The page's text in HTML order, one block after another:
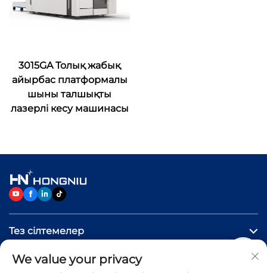
3015GA Толық жабық
айырбас платформалы
шыны талшықты
лазерлі кесу машинасы
Тез сілтемелер
Өнімдер
We value your privacy